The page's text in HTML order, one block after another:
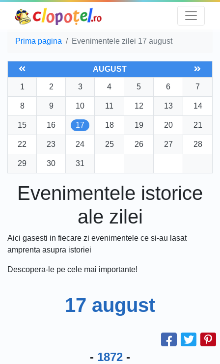
Prima pagina Evenimentele zilei 17 august
AUGUST
1 2 3 4 5 6 7
8 9 10 11 12 13 14
15 16 17 18 19 20 21
22 23 24 25 26 27 28
29 30 31
Evenimentele istorice
ale zilei
Aici gasesti in fiecare zi evenimentele ce si-au lasat
amprenta asupra istoriei
Descopera-le pe cele mai importante!
17 august
- 1872 -